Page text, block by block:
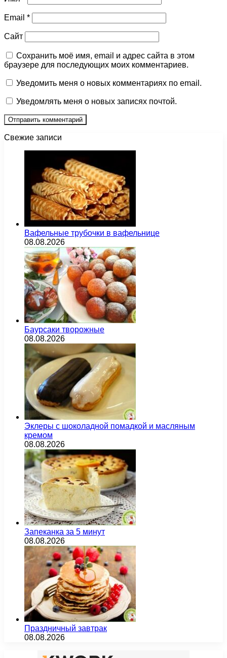
Email *
Сайт
Сохранить моё имя, email и адрес сайта в этом
браузере для последующих моих комментариев.
Уведомить меня о новых комментариях по email.
Уведомлять меня о новых записях почтой.
Свежие записи
Вафельные трубочки в вафельнице
08.08.2026
Баурсаки творожные
08.08.2026
Эклеры с шоколадной помадкой и масляным
кремом
08.08.2026
Запеканка за 5 минут
08.08.2026
Праздничный завтрак
08.08.2026